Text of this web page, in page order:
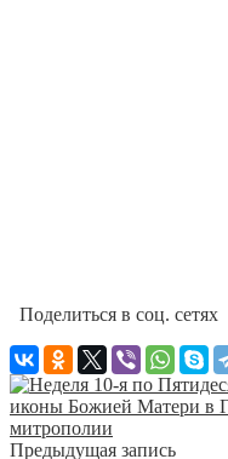
Поделиться в соц. сетях
Предыдущая запись